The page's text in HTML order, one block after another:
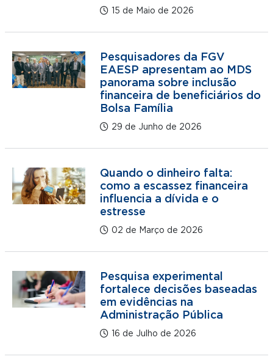
15 de Maio de 2026
Pesquisadores da FGV
EAESP apresentam ao MDS
panorama sobre inclusão
financeira de beneficiários do
Bolsa Família
29 de Junho de 2026
Quando o dinheiro falta:
como a escassez financeira
influencia a dívida e o
estresse
02 de Março de 2026
Pesquisa experimental
fortalece decisões baseadas
em evidências na
Administração Pública
16 de Julho de 2026